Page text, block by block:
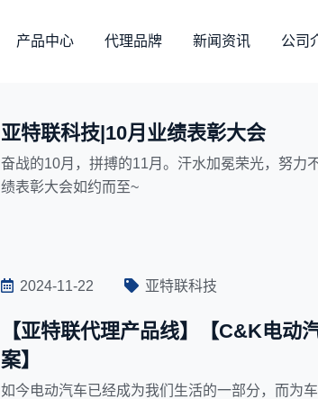
产品中心 代理品牌 新闻资讯 公司
亚特联科技|10月业绩表彰大会
奋战的10月，拼搏的11月。汗水加冕荣光，努力
绩表彰大会如约而至~
2024-11-22 亚特联科技
【亚特联代理产品线】【C&K电动
案】
如今电动汽车已经成为我们生活的一部分，而为